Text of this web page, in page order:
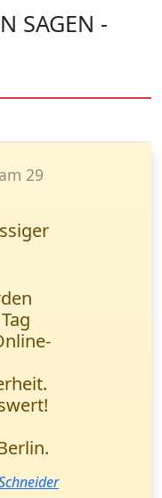
SAGEN -
8
seit
Novak